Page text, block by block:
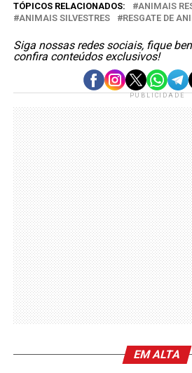
TÓPICOS RELACIONADOS:
ANIMAIS
ANIMAIS SILVESTRES
RESGATE DE
Siga nossas redes sociais, fique
confira conteúdos exclusivos!
PUBLICIDADE
EM ALTA